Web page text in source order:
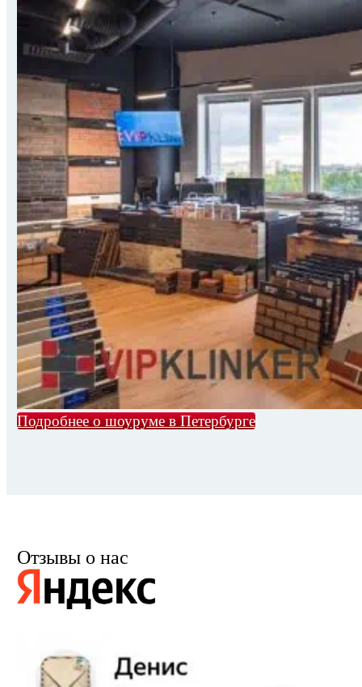
Подробнее о шоуруме в Петербурге
Отзывы о нас